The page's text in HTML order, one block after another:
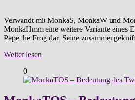
Verwandt mit MonkaS, MonkaW und
MonkaHmm eine weitere Variante eines
Pepe the Frog dar. Seine
Weiter lesen
0